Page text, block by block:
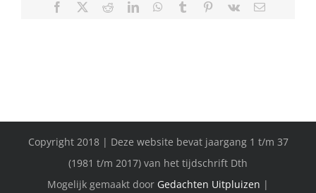
Facebook RedditLinkedInWhatsApp
Tumblr Pinterest
Vk
E-
Copyright 2018 | Deze website bevat jaargang 1 t/m 37
(1981 t/m 2017) van het tijdschrift Dth
Mogelijk gemaakt door Gedachten Uitpluizen |